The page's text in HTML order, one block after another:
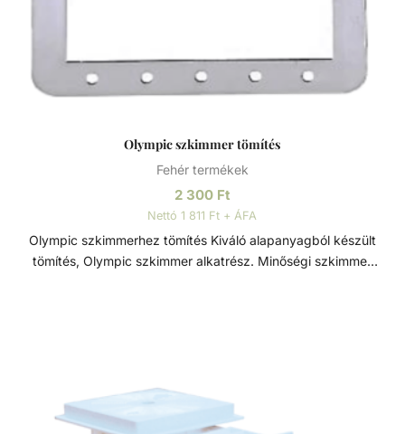
Olympic szkimmer tömítés
Fehér termékek
2 300 Ft
Nettó 1 811 Ft + ÁFA
Olympic szkimmerhez tömítés Kiváló alapanyagból készült
tömítés, Olympic szkimmer alkatrész. Minőségi szkimmer
szennyeződéseket, emiatt érdemes azt hetente ellenőrizni.
Az optimális működés érdekében a medence vízszintjét a
szkimmer nyílás közepére állítsuk be. A szkimmer kosarába